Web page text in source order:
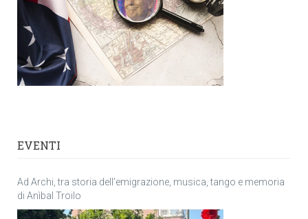
EVENTI
Ad Archi, tra storia dell’emigrazione, musica, tango e memoria
di Anìbal Troilo